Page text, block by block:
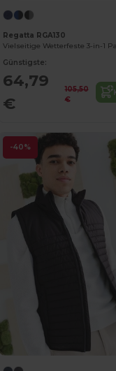
Regatta RGA130
Vielseitige Wetterfeste 3-in-1
Günstigste:
64,79
€
105,50
€
-40%